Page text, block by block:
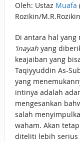
Oleh: Ustaz Muafa
Rozikin/
Di antara hal
‘inayahyang
keajaiban yang
Taqiyyuddin As-
yang
intinya adalah
mengesankan
salah
waham. Akan
diteliti lebih serius